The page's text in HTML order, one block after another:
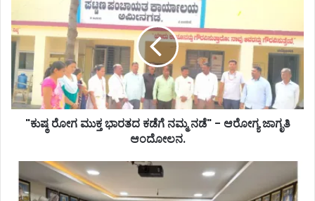
"ಕುಷ್ಠ ರೋಗ ಮುಕ್ತ ಭಾರತದ ಕಡೆಗೆ ನಮ್ಮ ನಡೆ" - ಆರೋಗ್ಯ ಜಾಗೃತಿ
ಆಂದೋಲನ.